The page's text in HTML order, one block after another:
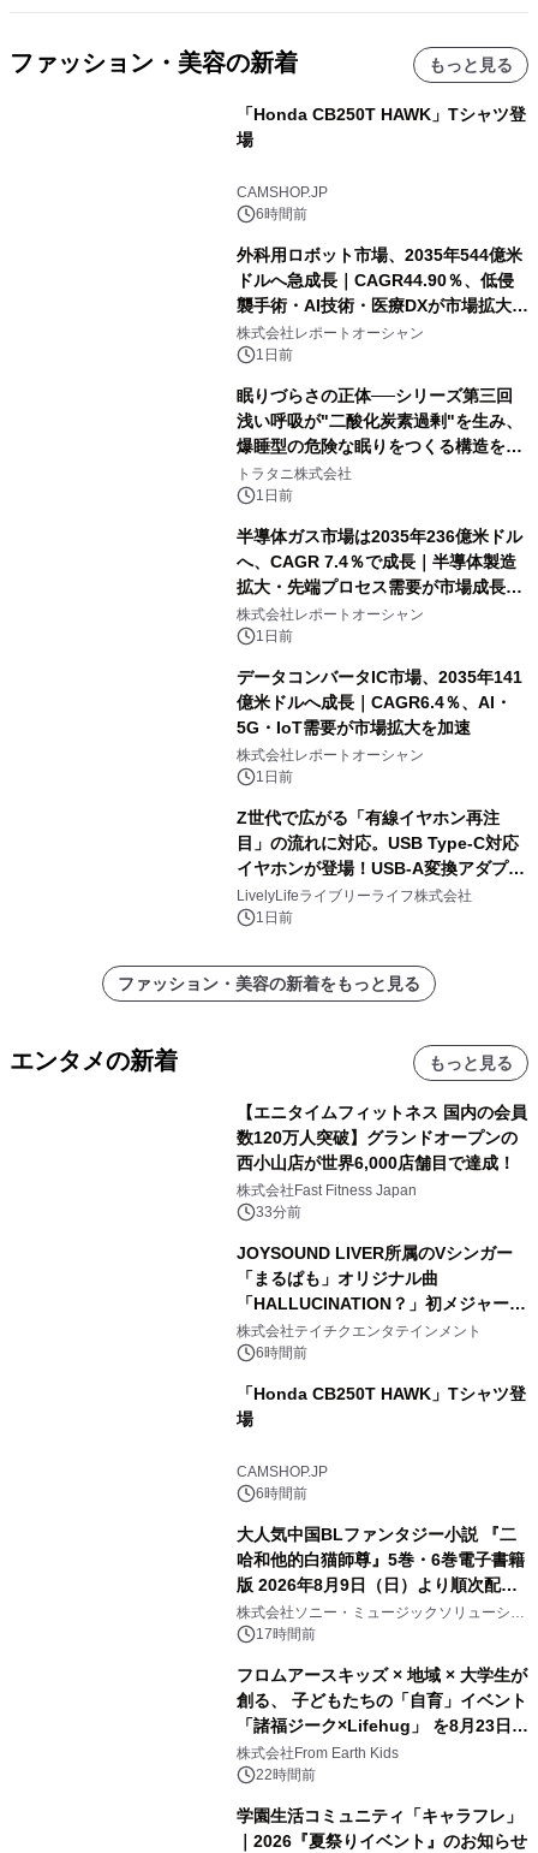
ファッション・美容の新着 もっと見る
「Honda CB250T HAWK」Tシャツ登
場
CAMSHOP.JP
6時間前
外科用ロボット市場、2035年544億米
ドルへ急成長｜CAGR44.90％、低侵
襲手術・AI技術・医療DXが市場拡大を
牽引
株式会社レポートオーシャン
1日前
眠りづらさの正体──シリーズ第三回
浅い呼吸が"二酸化炭素過剰"を生み、
爆睡型の危険な眠りをつくる構造を解
説
トラタニ株式会社
1日前
半導体ガス市場は2035年236億米ドル
へ、CAGR 7.4％で成長｜半導体製造
拡大・先端プロセス需要が市場成長を
加速
株式会社レポートオーシャン
1日前
データコンバータIC市場、2035年141
億米ドルへ成長｜CAGR6.4％、AI・
5G・IoT需要が市場拡大を加速
株式会社レポートオーシャン
1日前
Z世代で広がる「有線イヤホン再注
目」の流れに対応。USB Type-C対応
イヤホンが登場！USB-A変換アダプタ
ー付きでスマホからパソコンまで幅広
く活用可能
LivelyLifeライブリーライフ株式会社
1日前
ファッション・美容の新着をもっと見る
エンタメの新着 もっと見る
【エニタイムフィットネス 国内の会員
数120万人突破】グランドオープンの
西小山店が世界6,000店舗目で達成！
株式会社Fast Fitness Japan
33分前
JOYSOUND LIVER所属のVシンガー
「まるぱも」オリジナル曲
「HALLUCINATION？」初メジャー配
信リリース決定！
株式会社テイチクエンタテインメント
6時間前
「Honda CB250T HAWK」Tシャツ登
場
CAMSHOP.JP
6時間前
大人気中国BLファンタジー小説 『二
哈和他的白猫師尊』5巻・6巻電子書籍
版 2026年8月9日（日）より順次配信
開始
株式会社ソニー・ミュージックソリューショ
ンズ17時間前
フロムアースキッズ × 地域 × 大学生が
創る、 子どもたちの「自育」イベント
「諸福ジーク×Lifehug」 を8月23日
(日)開催
株式会社From Earth Kids
22時間前
学園生活コミュニティ「キャラフレ」
｜2026『夏祭りイベント』のお知らせ